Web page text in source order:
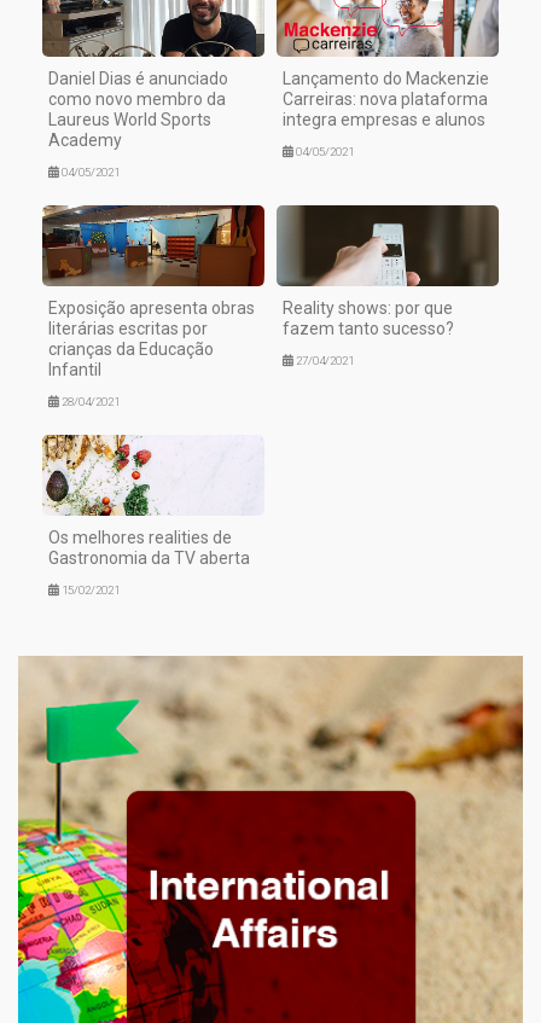
Daniel Dias é anunciado
como novo membro da
Laureus World Sports
Academy
04/05/2021
Lançamento do Mackenzie
Carreiras: nova plataforma
integra empresas e alunos
04/05/2021
Exposição apresenta obras
literárias escritas por
crianças da Educação
Infantil
28/04/2021
Reality shows: por que
fazem tanto sucesso?
27/04/2021
Os melhores realities de
Gastronomia da TV aberta
15/02/2021